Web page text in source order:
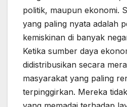
politik, maupun ekonomi.
yang paling nyata adalah
kemiskinan di banyak
Ketika sumber daya
didistribusikan secara
masyarakat yang paling
terpinggirkan. Mereka